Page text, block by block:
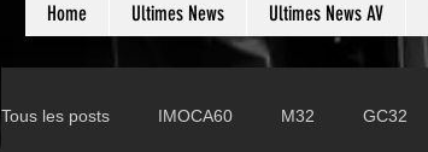
Home Ultimes News Ultimes News AV
Tous les posts IMOCA60 M32 GC32